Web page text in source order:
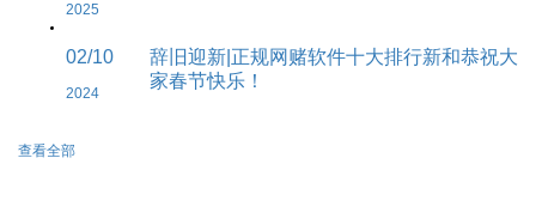
2025
02/10
2024
辞旧迎新|正规网赌软件十大排行新和恭祝大
家春节快乐！
查看全部